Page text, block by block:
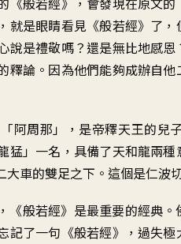
就是眼睛看見《般若經》了
說是禮敬嗎？還是無比地感
釋論。因為他們能夠成辦自
阿周那」，是帝釋天王的兒
猛」一名，具備了天和龍兩
車的雙足之下。這個是仁波
《般若經》是最重要的經典
記了一句《般若經》，過失